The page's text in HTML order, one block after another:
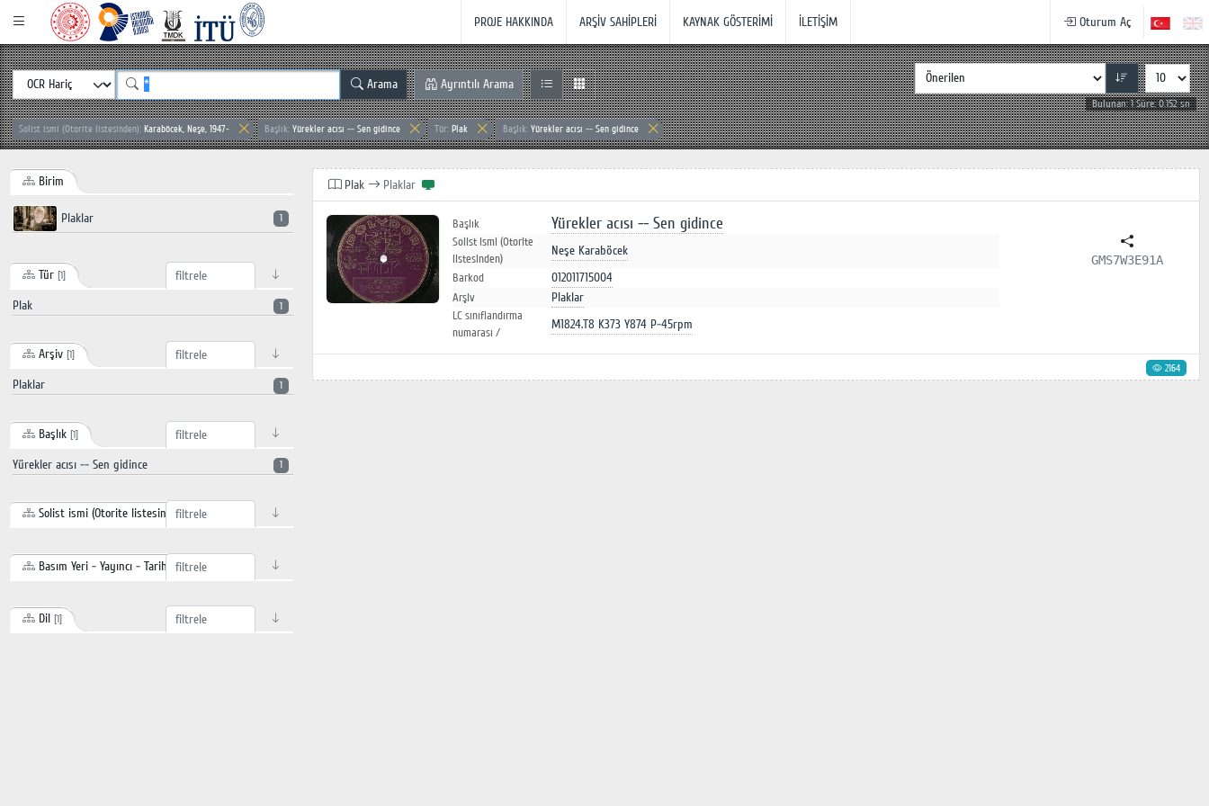
PROJE HAKKINDA ARŞİV SAHİPLERİ KAYNAK GÖSTERİMİ İLETİŞİM Oturum Aç
Arama Ayrıntılı Arama
Solist ismi (Otorite listesinden): Karaböcek, Neşe, 1947- Başlık: Yürekler acısı -- Sen gidince Tür: Plak Başlık: Yürekler acısı -- Sen gidince
Bulunan: 1 Süre: 0.152 sn
Birim
Plaklar 1
Tür [1]
Plak 1
Arşiv [1]
Plaklar 1
Başlık [1]
Yürekler acısı -- Sen gidince 1
Solist ismi (Otorite listesinden) [1]
Basım Yeri - Yayıncı - Tarihi [1]
Dil [1]
Plak Plaklar
Başlık Yürekler acısı -- Sen gidince
Solist ismi (Otorite
listesinden)
Neşe Karaböcek
Barkod 012011715004
Arşiv Plaklar
LC sınıflandırma
numarası /
M1824.T8 K373 Y874 P-45rpm
GMS7W3E91A
2164